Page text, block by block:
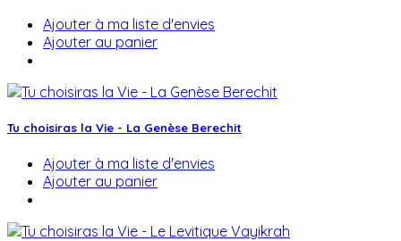
Ajouter à ma liste d'envies
Ajouter au panier
Tu choisiras la Vie - La Genèse Berechit
Ajouter à ma liste d'envies
Ajouter au panier